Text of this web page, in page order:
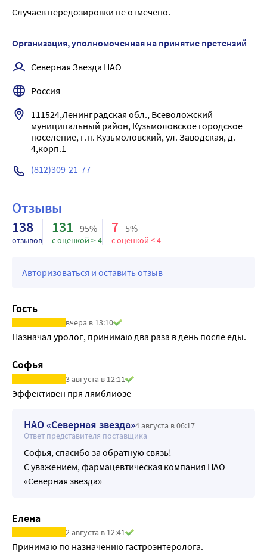
Pseudomonas aeruginosa. Является препаратом выбора
острых кишечных бактериальных инфекций.
высокоактивен в отношении грибов рода Candida.
Особенно эффективен в отношении штаммов
Helicobacter pylori, устойчивых к метронидазолу.
оказывая сильное антибактериальное действие в
Случаев передозировки не отмечено.
Организация, уполномоченная на принятие претензий
Северная Звезда НАО
Россия
111524,Ленинградская обл., Всеволожский
муниципальный район, Кузьмоловское городское
поселение, г.п. Кузьмоловский, ул. Заводская, д.
4,корп.1
(812)309-21-77
Отзывы
138
отзывов
131 95%
с оценкой ≥ 4
7 5%
с оценкой < 4
Авторизоваться и оставить отзыв
Гость
вчера в 13:10
Назначал уролог, принимаю два раза в день после еды.
Софья
3 августа в 12:11
Эффективен пря лямблиозе
НАО «Северная звезда»4 августа в 06:17
Ответ представителя поставщика
Софья, спасибо за обратную связь!
С уважением, фармацевтическая компания НАО
«Северная звезда»
Елена
2 августа в 12:41
Принимаю по назначению гастроэнтеролога.